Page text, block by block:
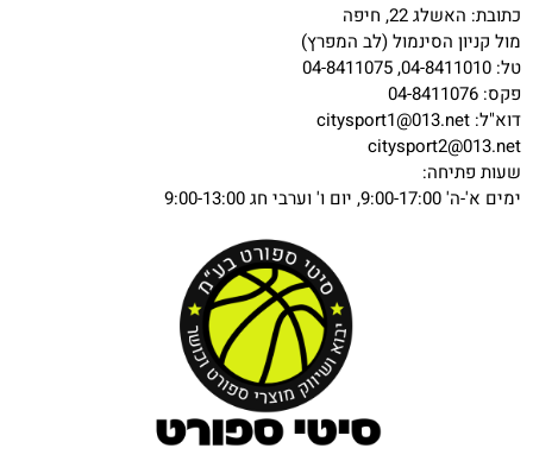
כתובת: האשלג 22, חיפה
מול קניון הסינמול (לב המפרץ)
טל: 04-8411010, 04-8411075
פקס: 04-8411076
דוא"ל: citysport1@013.net
citysport2@013.net
שעות פתיחה:
ימים א'-ה' 9:00-17:00, יום ו' וערבי חג 9:00-13:00